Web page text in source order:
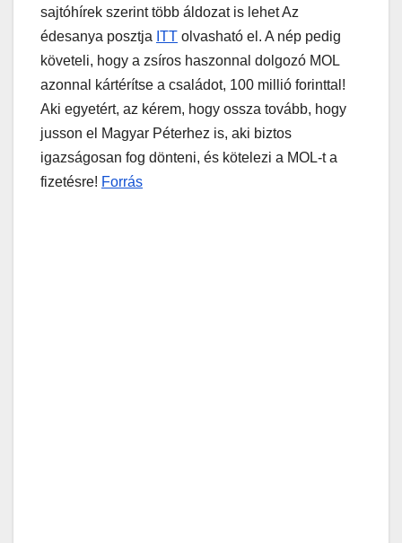
sajtóhírek szerint több áldozat is lehet Az
édesanya posztja ITT olvasható el. A nép pedig
követeli, hogy a zsíros haszonnal dolgozó MOL
azonnal kártérítse a családot, 100 millió forinttal!
Aki egyetért, az kérem, hogy ossza tovább, hogy
jusson el Magyar Péterhez is, aki biztos
igazságosan fog dönteni, és kötelezi a MOL-t a
fizetésre! Forrás